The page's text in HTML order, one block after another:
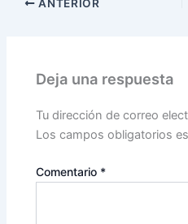
ANTERIOR
Deja una respuesta
Tu dirección de correo
Los campos obligatorios
Comentario *